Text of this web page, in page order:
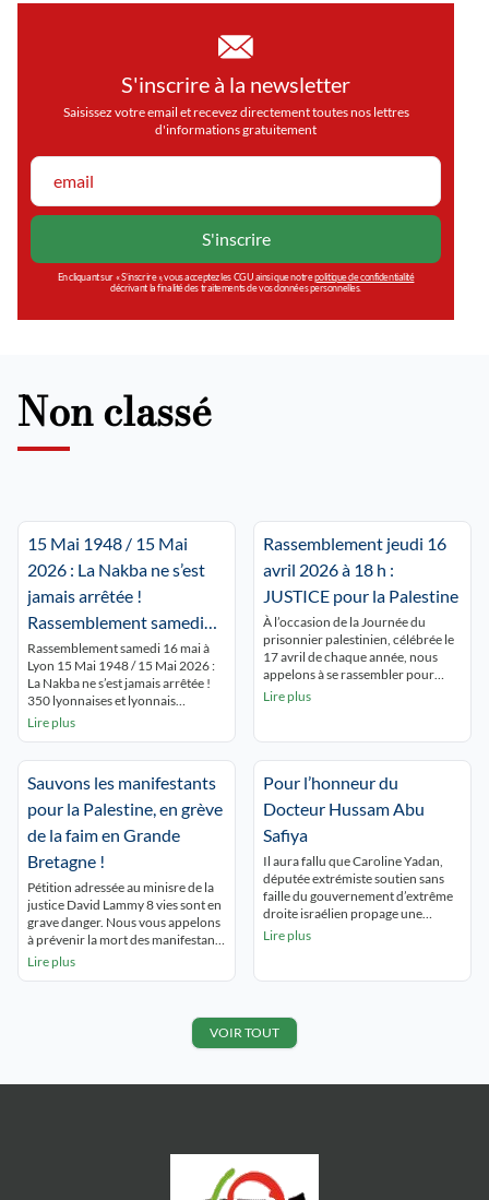
S'inscrire à la newsletter
Saisissez votre email et recevez directement toutes nos lettres
d'informations gratuitement
En cliquant sur « S’inscrire », vous acceptez les CGU ainsi que notrepolitique de confidentialité
décrivant la finalité des traitements de vos données personnelles.
Non classé
15 Mai 1948 / 15 Mai
2026 : La Nakba ne s’est
jamais arrêtée !
Rassemblement samedi
16 mai à Lyon Place de la
République 15 h.
Rassemblement samedi 16 mai à
Lyon 15 Mai 1948 / 15 Mai 2026 :
La Nakba ne s’est jamais arrêtée !
350 lyonnaises et lyonnais
commémorent la NAKBA
avec toi ! ». Les passants du centre
ville découvrent les nombreux
panneaux […]
Lire plus
Rassemblement jeudi 16
avril 2026 à 18 h :
JUSTICE pour la Palestine
À l’occasion de la Journée du
prisonnier palestinien, célébrée le
17 avril de chaque année, nous
appelons à se rassembler pour
rendre hommage à tous les
les barreaux israéliens. Dans la
situation de génocide à Gaza, de
terreur coloniale en Cisjordanie, la
prisonniers palestiniens est […]
Lire plus
Sauvons les manifestants
pour la Palestine, en grève
de la faim en Grande
Bretagne !
Pétition adressée au minisre de la
justice David Lammy 8 vies sont en
grave danger. Nous vous appelons
à prévenir la mort des manifestants
en grève de la faim. Les grévistes
conditions normales de liberté
Lire plus
Pour l’honneur du
Docteur Hussam Abu
Safiya
Il aura fallu que Caroline Yadan,
députée extrémiste soutien sans
faille du gouvernement d’extrême
droite israélien propage une
immonde « fakenews » pour
« Un Palestinien proche du Hamas
polémique pour le maire Grégory
Doucet (Le Progrès de Lyon) […]
Lire plus
VOIR TOUT